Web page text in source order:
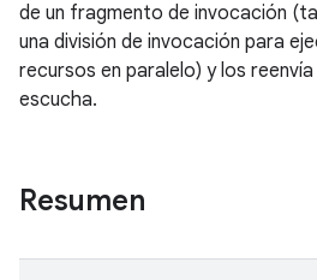
de un fragmento de invocación
una división de invocación para
recursos en paralelo) y los
escucha.
Resumen